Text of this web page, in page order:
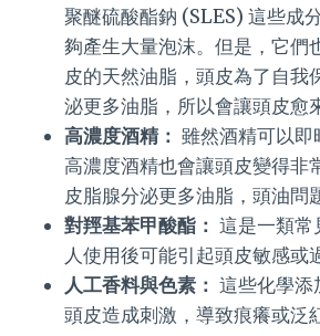
聚醚硫酸酯鈉 (SLES) 這些成
夠產生大量泡沫。但是，它們
皮的天然油脂，頭皮為了自我
泌更多油脂，所以會讓頭皮愈
高濃度酒精： 雖然酒精可以即
高濃度酒精也會讓頭皮變得非
皮脂腺分泌更多油脂，頭油問
對羥基苯甲酸酯： 這是一類常
人使用後可能引起頭皮敏感或
人工香料與色素： 這些化學添
頭皮造成刺激，導致痕癢或泛